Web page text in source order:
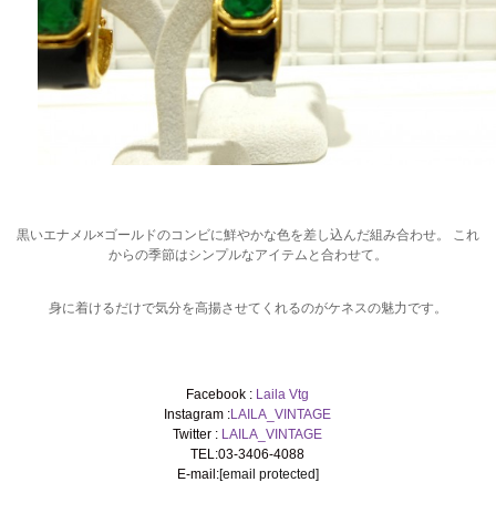
黒いエナメル×ゴールドのコンビに鮮やかな色を差し込んだ組み合わせ。 これ
からの季節はシンプルなアイテムと合わせて。
身に着けるだけで気分を高揚させてくれるのがケネスの魅力です。
Facebook : Laila Vtg
Instagram :LAILA_VINTAGE
Twitter : LAILA_VINTAGE
TEL:03-3406-4088
E-mail:[email protected]